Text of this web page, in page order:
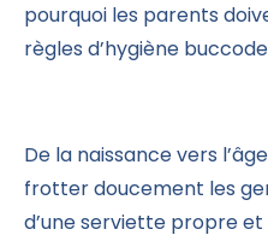
pourquoi les parents
règles d’hygiène
De la naissance vers
frotter doucement les
d’une serviette propre